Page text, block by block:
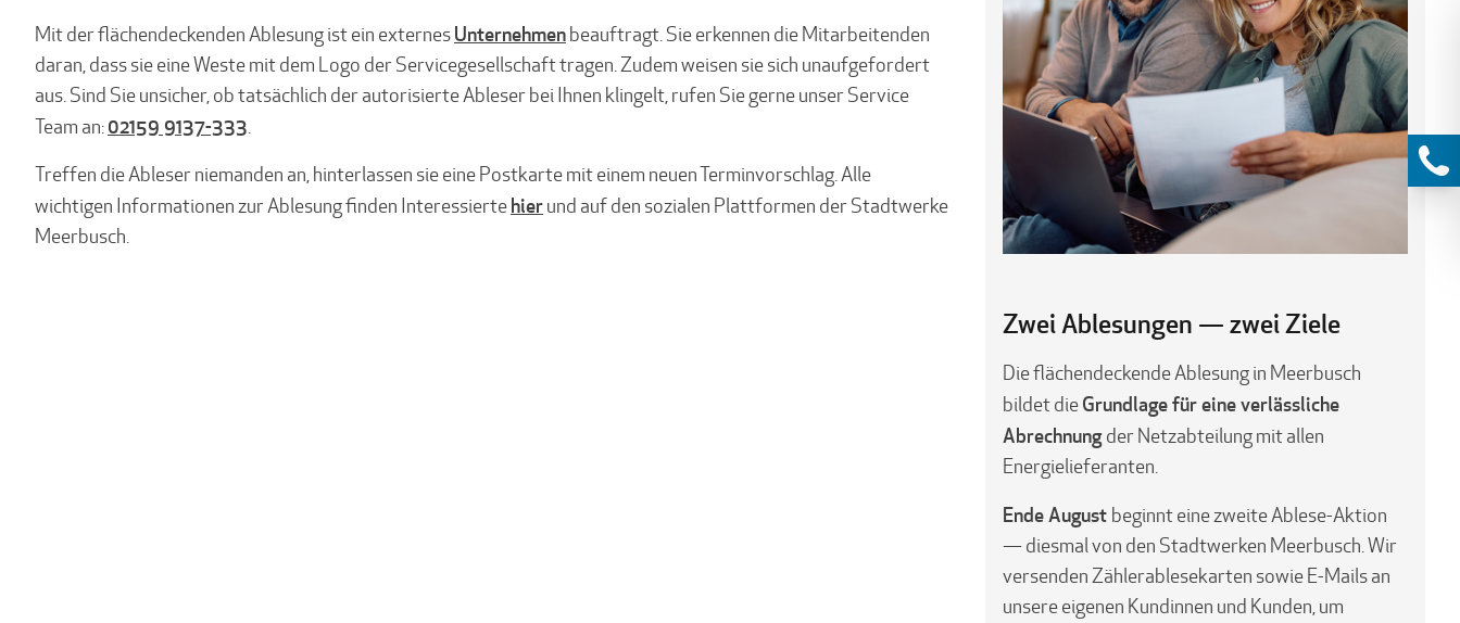
Mit der flächendeckenden Ablesung ist ein externesUnternehmenbeauftragt. Sie erkennen die Mitarbeitenden
daran, dass sie eine Weste mit dem Logo der Servicegesellschaft tragen. Zudem weisen sie sich unaufgefordert
aus. Sind Sie unsicher, ob tatsächlich der autorisierte Ableser bei Ihnen klingelt, rufen Sie gerne unser Service
Team an:02159 9137-333.
Treffen die Ableser niemanden an, hinterlassen sie eine Postkarte mit einem neuen Terminvorschlag. Alle
wichtigen Informationen zur Ablesung finden Interessiertehierund auf den sozialen Plattformen der Stadtwerke
Meerbusch.
Zwei Ablesungen — zwei Ziele
Die flächendeckende Ablesung in Meerbusch
bildet dieGrundlage für eine verlässliche
Abrechnungder Netzabteilung mit allen
Energielieferanten.
Ende August beginnt eine zweite Ablese-Aktion
— diesmal von den Stadtwerken Meerbusch. Wir
versenden Zählerablesekarten sowie E-Mails an
unsere eigenen Kundinnen und Kunden, um